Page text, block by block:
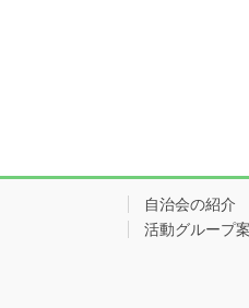
自治会の紹介
活動グループ